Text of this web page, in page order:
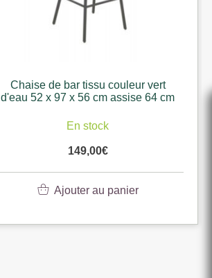
Chaise de bar tissu couleur vert
d'eau 52 x 97 x 56 cm assise 64 cm
En stock
149,00€
Ajouter au panier